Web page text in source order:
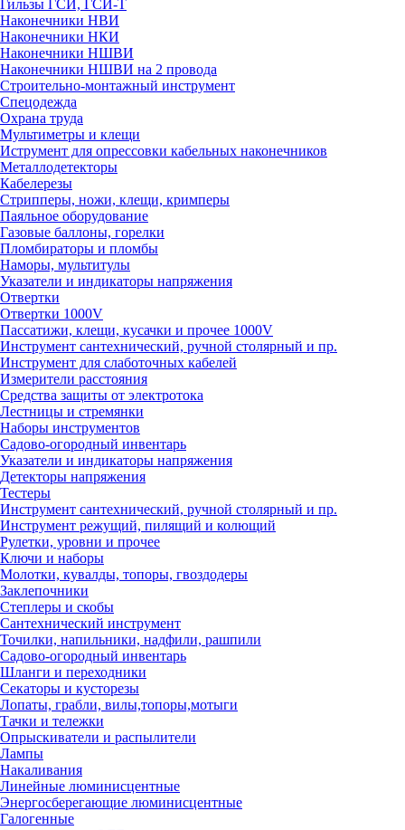
Гильзы ГСИ, ГСИ-Т
Наконечники НВИ
Наконечники НКИ
Наконечники НШВИ
Наконечники НШВИ на 2 провода
Строительно-монтажный инструмент
Спецодежда
Охрана труда
Мультиметры и клещи
Иструмент для опрессовки кабельных наконечников
Металлодетекторы
Кабелерезы
Стрипперы, ножи, клещи, кримперы
Паяльное оборудование
Газовые баллоны, горелки
Пломбираторы и пломбы
Наморы, мультитулы
Указатели и индикаторы напряжения
Отвертки
Отвертки 1000V
Пассатижи, клещи, кусачки и прочее 1000V
Инструмент сантехнический, ручной столярный и пр.
Инструмент для слаботочных кабелей
Измерители расстояния
Средства защиты от электротока
Лестницы и стремянки
Наборы инструментов
Садово-огородный инвентарь
Указатели и индикаторы напряжения
Детекторы напряжения
Тестеры
Инструмент сантехнический, ручной столярный и пр.
Инструмент режущий, пилящий и колющий
Рулетки, уровни и прочее
Ключи и наборы
Молотки, кувалды, топоры, гвоздодеры
Заклепочники
Степлеры и скобы
Сантехнический инструмент
Точилки, напильники, надфили, рашпили
Садово-огородный инвентарь
Шланги и переходники
Секаторы и кусторезы
Лопаты, грабли, вилы,топоры,мотыги
Тачки и тележки
Опрыскиватели и распылители
Лампы
Накаливания
Линейные люминисцентные
Энергосберегающие люминисцентные
Галогенные